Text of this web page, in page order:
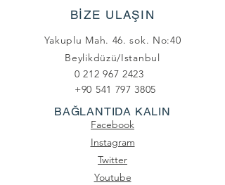
BİZE ULAŞIN
Yakuplu Mah. 46. sok. No:40
Beylikdüzü/Istanbul
0 212 967 2423
+90 541 797 3805
BAĞLANTIDA KALIN
Facebook
Instagram
Twitter
Youtube